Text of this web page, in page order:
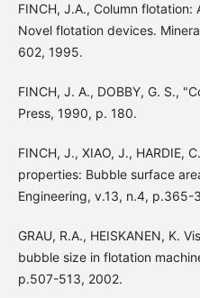
FINCH, J.A., Column flotation:
Novel flotation devices.
602, 1995.
FINCH, J. A., DOBBY, G. S.,
Press, 1990, p. 180.
FINCH, J., XIAO, J., HARDIE,
properties: Bubble surface
Engineering, v.13, n.4, p.365-
GRAU, R.A., HEISKANEN, K.
bubble size in flotation
p.507-513, 2002.